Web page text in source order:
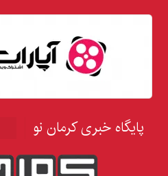
پایگاه خبری کرمان نو